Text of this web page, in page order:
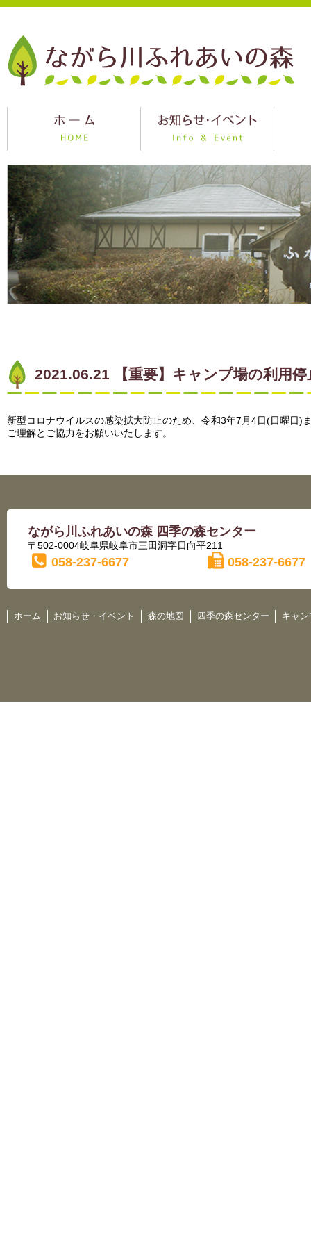
2021.06.21 【重要】キャンプ場の利用
新型コロナウイルスの感染拡大防止のため、 令和3年7月4日(日曜日)
ご理解とご協力をお願いいたします。
ながら川ふれあいの森 四季の森センター
〒502-0004岐阜県岐阜市三田洞字日向平211
058-237-6677 058-237-6677
ホーム お知らせ・イベント 森の地図 四季の森センター キャ